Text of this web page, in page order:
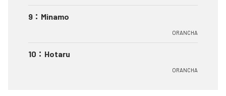
9 ： Minamo
ORANCHA
10 ： Hotaru
ORANCHA